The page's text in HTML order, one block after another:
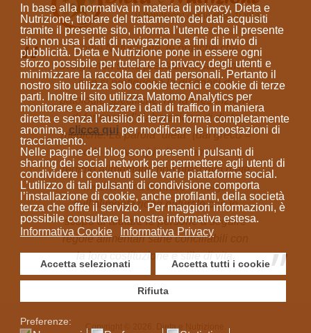
In base alla normativa in materia di privacy, Dieta e
Nutrizione, titolare del trattamento dei dati acquisiti
tramite il presente sito, informa l’utente che il presente
sito non usa i dati di navigazione a fini di invio di
pubblicità. Dieta e Nutrizione pone in essere ogni
sforzo possibile per tutelare la privacy degli utenti e
minimizzare la raccolta dei dati personali. Pertanto il
nostro sito utilizza solo cookie tecnici e cookie di terze
parti. Inoltre il sito utilizza Matomo Analytics per
monitorare e analizzare i dati di traffico in maniera
diretta e senza l’ausilio di terzi in forma completamente
anonima, clicca quiper modificare le impostazioni di
tracciamento.
Nelle pagine del blog sono presenti i pulsanti di
sharing dei social network per permettere agli utenti di
condividere i contenuti sulle varie piattaforme social.
L’utilizzo di tali pulsanti di condivisione comporta
l’installazione di cookie, anche profilanti, della società
terza che offre il servizio. Per maggiori informazioni, è
possibile consultare la nostra informativa estesa.
Informativa Cookie
Informativa Privacy
Accetta selezionati Accetta tutti i cookie
Rifiuta
Preferenze:
Come Naturopata, le pratiche che
svolgo non sono prestazioni sanitarie e
non si prefiggono la diagnosi di
patologie specifiche, né la prescrizione
di farmaci o l'elaborazione di diete
mediche. La parola “dieta” (dal greco =
modo di vivere)indica sempre un
regime alimentare; non prescrivo diete
mediche ma fornisco consigli
sull'alimentazione naturale con lo
scopo di aiutare le persone a seguire
regole alimentari sane conciliabili con
la loro costituzione e stile di vita.
Copyright © 2026. Dieta e Nutrizione.